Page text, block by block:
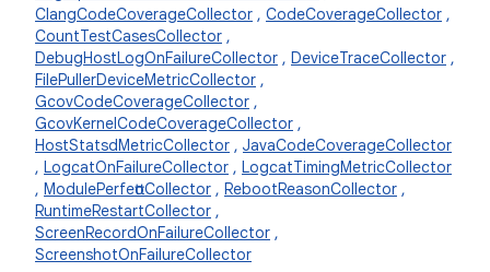
ClangCodeCoverageCollector , CodeCoverageCollector ,
CountTestCasesCollector ,
DebugHostLogOnFailureCollector , DeviceTraceCollector ,
FilePullerDeviceMetricCollector ,
GcovCodeCoverageCollector ,
GcovKernelCodeCoverageCollector ,
HostStatsdMetricCollector , JavaCodeCoverageCollector
, LogcatOnFailureCollector , LogcatTimingMetricCollector
, ModulePerfettoCollector , RebootReasonCollector ,
RuntimeRestartCollector ,
ScreenRecordOnFailureCollector ,
ScreenshotOnFailureCollector